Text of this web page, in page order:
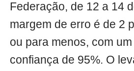
Federação, de 12 a 14
margem de erro é de 2
ou para menos, com
confiança de 95%. O